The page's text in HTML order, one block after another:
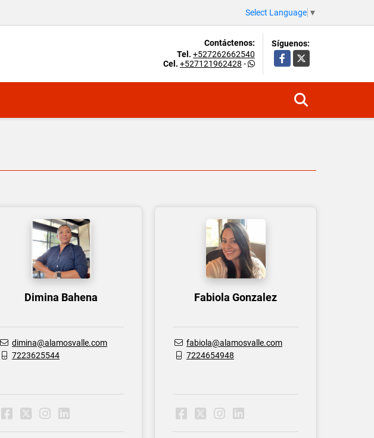
Select Language ▼
Contáctenos:
Tel. +527262662540
Cel. +527121962428 -
Síguenos:
Facebook
X
Dimina Bahena
dimina@alamosvalle.com
7223625544
Fabiola Gonzalez
fabiola@alamosvalle.com
7224654948